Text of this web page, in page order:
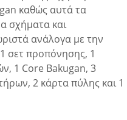
καθώς αυτά τα
σχήματα και
ανάλογα με την
σετ προπόνησης, 1
1 Core Bakugan, 3
2 κάρτα πύλης και 1